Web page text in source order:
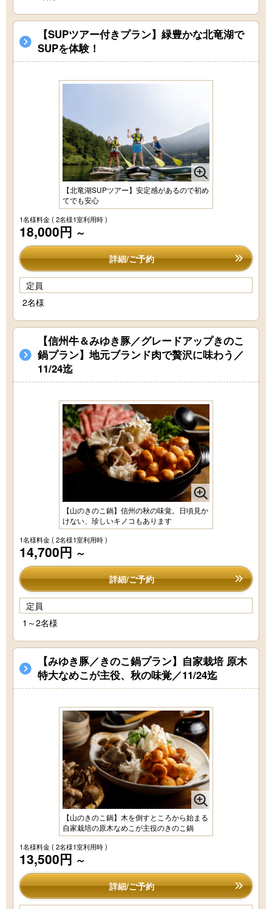
【SUPツアー付きプラン】緑豊かな北竜湖で
SUPを体験！
【北竜湖SUPツアー】安定感があるので初め
てでも安心
1名様料金( 2名様1室利用時 )
18,000円 ～
詳細/ご予約
定員
2名様
【信州牛＆みゆき豚／グレードアップきのこ
鍋プラン】地元ブランド肉で贅沢に味わう／
11/24迄
【山のきのこ鍋】信州の秋の味覚。日頃見か
けない、珍しいキノコもあります
1名様料金( 2名様1室利用時 )
14,700円 ～
詳細/ご予約
定員
1～2名様
【みゆき豚／きのこ鍋プラン】自家栽培 原木
特大なめこが主役、秋の味覚／11/24迄
【山のきのこ鍋】木を倒すところから始まる
自家栽培の原木なめこが主役のきのこ鍋
1名様料金( 2名様1室利用時 )
13,500円 ～
詳細/ご予約